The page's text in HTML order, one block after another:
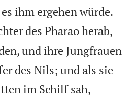
ihm ergehen würde.
des Pharao herab,
und ihre Jungfrauen
des Nils; und als sie
im Schilf sah,